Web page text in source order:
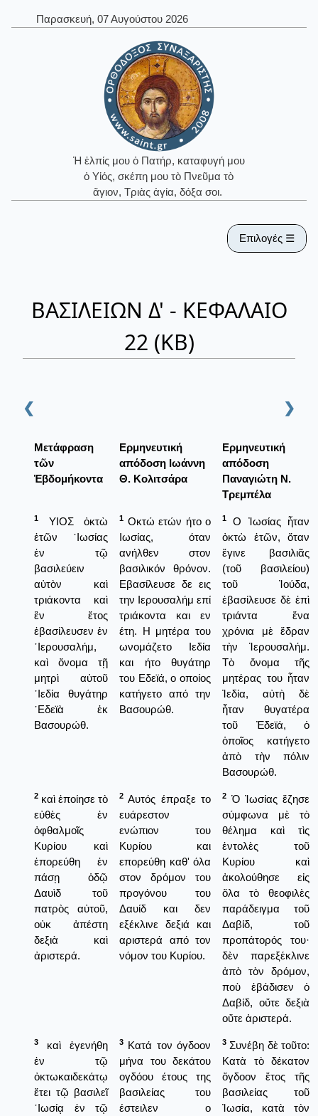
Παρασκευή, 07 Αυγούστου 2026
Ἡ ἐλπίς μου ὁ Πατήρ, καταφυγή μου
ὁ Υἱός, σκέπη μου τὸ Πνεῦμα τὸ
ἅγιον, Τριὰς ἁγία, δόξα σοι.
Επιλογές ☰
ΒΑΣΙΛΕΙΩΝ Δ' - ΚΕΦΑΛΑΙΟ
22 (ΚΒ)
❮ ❯
Μετάφραση
τῶν
Ἑβδομήκοντα
Ερμηνευτική
απόδοση Ιωάννη
Θ. Κολιτσάρα
Ερμηνευτική
απόδοση
Παναγιώτη Ν.
Τρεμπέλα
1
ΥΙΟΣ ὀκτὼ
ἐτῶν ᾿Ιωσίας
ἐν τῷ
βασιλεύειν
αὐτὸν καὶ
τριάκοντα καὶ
ἓν ἔτος
ἐβασίλευσεν ἐν
῾Ιερουσαλήμ,
καὶ ὄνομα τῇ
μητρὶ αὐτοῦ
᾿Ιεδία θυγάτηρ
᾿Εδεϊὰ ἐκ
Βασουρώθ.
1 Οκτώ ετών ήτο ο
Ιωσίας, όταν
ανήλθεν στον
βασιλικόν θρόνον.
Εβασίλευσε δε εις
την Ιερουσαλήμ επί
τριάκοντα και εν
έτη. Η μητέρα του
ωνομάζετο Ιεδία
και ήτο θυγάτηρ
του Εδεϊά, ο οποίος
κατήγετο από την
Βασουρώθ.
1
Ο Ἰωσίας ἦταν
ὀκτὼ ἐτῶν, ὅταν
ἔγινε βασιλιᾶς
(τοῦ βασιλείου)
τοῦ Ἰούδα,
ἐβασίλευσε δὲ ἐπὶ
τριάντα ἕνα
χρόνια μὲ ἔδραν
τὴν Ἱερουσαλήμ.
Τὸ ὄνομα τῆς
μητέρας του ἦταν
Ἰεδία, αὐτὴ δὲ
ἦταν θυγατέρα
τοῦ Ἐδεϊά, ὁ
ὁποῖος κατήγετο
ἀπὸ τὴν πόλιν
Βασουρώθ.
2 καὶ ἐποίησε τὸ
εὐθὲς ἐν
ὀφθαλμοῖς
Κυρίου καὶ
ἐπορεύθη ἐν
πάσῃ ὁδῷ
Δαυὶδ τοῦ
πατρὸς αὐτοῦ,
οὐκ ἀπέστη
δεξιὰ καὶ
ἀριστερά.
2 Αυτός έπραξε το
ευάρεστον
ενώπιον του
Κυρίου και
επορεύθη καθ' όλα
στον δρόμον του
προγόνου του
Δαυίδ και δεν
εξέκλινε δεξιά και
αριστερά από τον
νόμον του Κυρίου.
2 Ὁ Ἰωσίας ἔζησε
σύμφωνα μὲ τὸ
θέλημα καὶ τὶς
ἐντολὲς τοῦ
Κυρίου καὶ
ἀκολούθησε εἰς
ὅλα τὸ θεοφιλὲς
παράδειγμα τοῦ
Δαβίδ, τοῦ
προπάτορός του·
δὲν παρεξέκλινε
ἀπὸ τὸν δρόμον,
ποὺ ἐβάδισεν ὁ
Δαβίδ, οὔτε δεξιὰ
οὔτε ἀριστερά.
3
καὶ ἐγενήθη
ἐν τῷ
ὀκτωκαιδεκάτῳ
ἔτει τῷ βασιλεῖ
᾿Ιωσίᾳ ἐν τῷ
3 Κατά τον όγδοον
μήνα του δεκάτου
ογδόου έτους της
βασιλείας του
έστειλεν ο
3 Συνέβη δὲ τοῦτο:
Κατὰ τὸ δέκατον
ὄγδοον ἔτος τῆς
βασιλείας τοῦ
Ἰωσία, κατὰ τὸν